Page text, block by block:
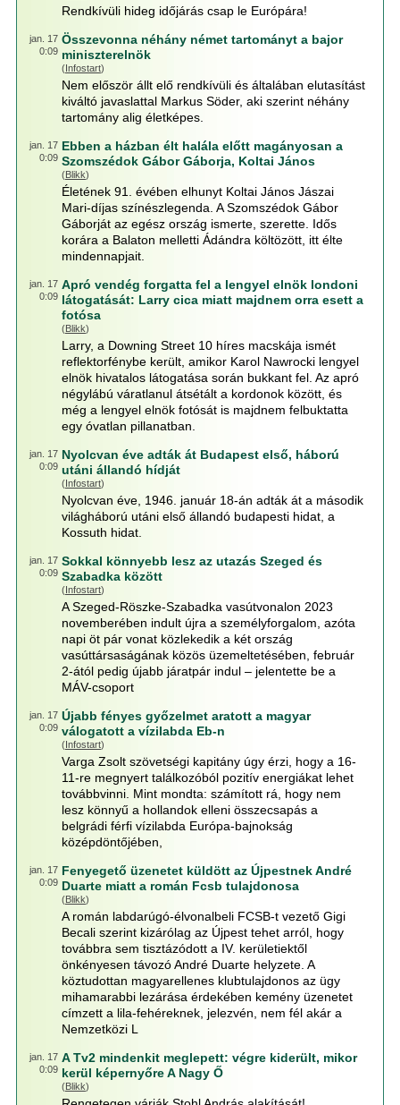
Rendkívüli hideg időjárás csap le Európára!
jan. 17
0:09
Összevonna néhány német tartományt a bajor
miniszterelnök
(Infostart)
Nem először állt elő rendkívüli és általában elutasítást
kiváltó javaslattal Markus Söder, aki szerint néhány
tartomány alig életképes.
jan. 17
0:09
Ebben a házban élt halála előtt magányosan a
Szomszédok Gábor Gáborja, Koltai János
(Blikk)
Életének 91. évében elhunyt Koltai János Jászai
Mari-díjas színészlegenda. A Szomszédok Gábor
Gáborját az egész ország ismerte, szerette. Idős
korára a Balaton melletti Ádándra költözött, itt élte
mindennapjait.
jan. 17
0:09
Apró vendég forgatta fel a lengyel elnök londoni
látogatását: Larry cica miatt majdnem orra esett a
fotósa
(Blikk)
Larry, a Downing Street 10 híres macskája ismét
reflektorfénybe került, amikor Karol Nawrocki lengyel
elnök hivatalos látogatása során bukkant fel. Az apró
négylábú váratlanul átsétált a kordonok között, és
még a lengyel elnök fotósát is majdnem felbuktatta
egy óvatlan pillanatban.
jan. 17
0:09
Nyolcvan éve adták át Budapest első, háború
utáni állandó hídját
(Infostart)
Nyolcvan éve, 1946. január 18-án adták át a második
világháború utáni első állandó budapesti hidat, a
Kossuth hidat.
jan. 17
0:09
Sokkal könnyebb lesz az utazás Szeged és
Szabadka között
(Infostart)
A Szeged-Röszke-Szabadka vasútvonalon 2023
novemberében indult újra a személyforgalom, azóta
napi öt pár vonat közlekedik a két ország
vasúttársaságának közös üzemeltetésében, február
2-ától pedig újabb járatpár indul – jelentette be a
MÁV-csoport
jan. 17
0:09
Újabb fényes győzelmet aratott a magyar
válogatott a vízilabda Eb-n
(Infostart)
Varga Zsolt szövetségi kapitány úgy érzi, hogy a 16-
11-re megnyert találkozóból pozitív energiákat lehet
továbbvinni. Mint mondta: számított rá, hogy nem
lesz könnyű a hollandok elleni összecsapás a
belgrádi férfi vízilabda Európa-bajnokság
középdöntőjében,
jan. 17
0:09
Fenyegető üzenetet küldött az Újpestnek André
Duarte miatt a román Fcsb tulajdonosa
(Blikk)
A román labdarúgó-élvonalbeli FCSB-t vezető Gigi
Becali szerint kizárólag az Újpest tehet arról, hogy
továbbra sem tisztázódott a IV. kerületiektől
önkényesen távozó André Duarte helyzete. A
köztudottan magyarellenes klubtulajdonos az ügy
mihamarabbi lezárása érdekében kemény üzenetet
címzett a lila-fehéreknek, jelezvén, nem fél akár a
Nemzetközi L
jan. 17
0:09
A Tv2 mindenkit meglepett: végre kiderült, mikor
kerül képernyőre A Nagy Ő
(Blikk)